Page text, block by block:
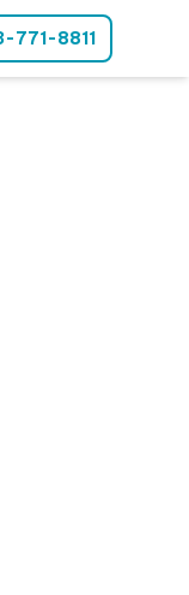
771-8811